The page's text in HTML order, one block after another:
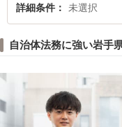
談予約したい』などでお困り
詳細条件 未選択
自治体法務に強い岩手